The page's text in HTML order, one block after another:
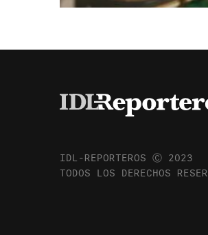
IDL-REPORTEROS Ⓒ 2023
TODOS LOS DERECHOS